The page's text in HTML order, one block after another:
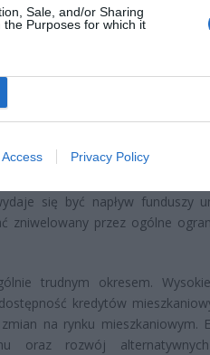
Sale, and/or Sharing
Purposes for which it
Privacy Policy
ZUS wypłacił już 173 mln
w strefie euro oraz
się być napływ funduszy
zniwelowany przez ogólne
trudnym okresem.
kredytów
na rynku mieszkaniowym.
oraz rozwój